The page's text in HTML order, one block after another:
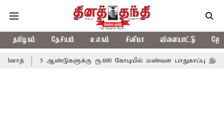
தமிழகம் தேசியம் உலகம் சினிமா விளையாட்டு
ஆண்டுகளுக்கு ரூ.600 கோடியில் மண்வள பாதுகாப்பு இயக்கம்